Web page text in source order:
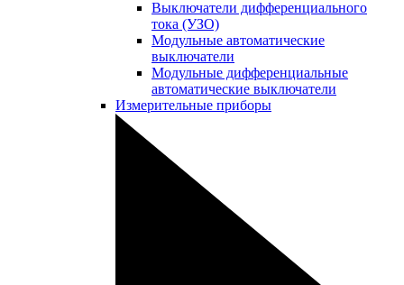
Выключатели дифференциального
тока (УЗО)
Модульные автоматические
выключатели
Модульные дифференциальные
автоматические выключатели
Измерительные приборы